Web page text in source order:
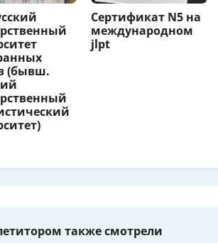
(бывш.
Сертификат N5 на
международном
jlpt
также смотрели